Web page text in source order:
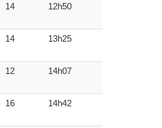
14 12h50
14 13h25
12 14h07
16 14h42